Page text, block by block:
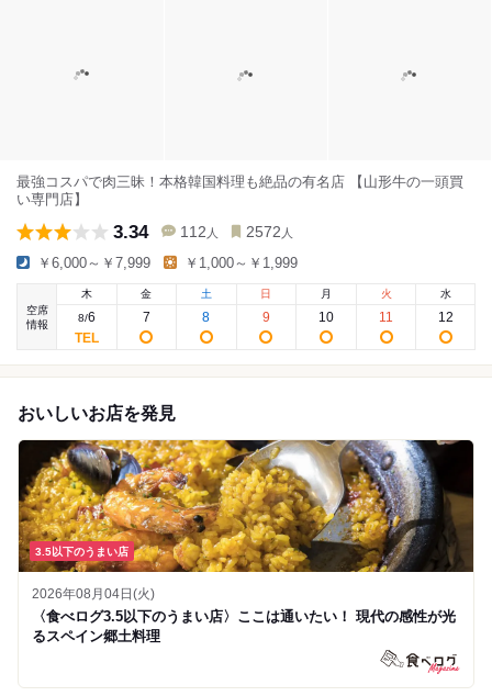
最強コスパで肉三昧！本格韓国料理も絶品の有名店 【山形牛の一頭買
い専門店】
3.34 112 人 2572 人
￥6,000～￥7,999 ￥1,000～￥1,999
空席
情報
木
8/6
金
7
土
8
日
9
月
10
火
11
水
12
おいしいお店を発見
3.5以下のうまい店
2026年08月04日(火)
〈食べログ3.5以下のうまい店〉ここは通いたい！ 現代の感性が光
るスペイン郷土料理